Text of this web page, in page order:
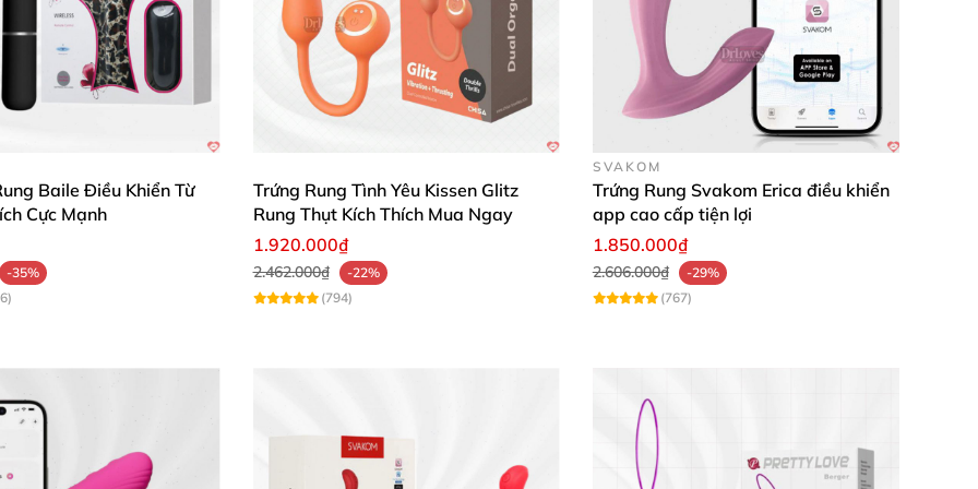
giây, dễ dàng chuyển đổi các chế độ rung và nhiệt độ theo ý thích.
để tăng cảm giác thoải mái và thân mật.
quản nơi khô ráo, thoáng mát.
Máy Massage Điểm G Phát Nhiệt Siêu Thoải Mái Kích Thích
ồn, sử dụng rất tiện lợi, đặc biệt là có tính năng làm ấm rất tuyệt vời." — Trần Thanh Tâm
nhà tắm rất thích vì chống thấm nước tốt, rất hài lòng với sản phẩm." — Lê Minh Hương
Baile Điều Khiển Từ
Cực Mạnh
-35%
Trứng Rung Tình Yêu Kissen Glitz
Rung Thụt Kích Thích Mua Ngay
1.920.000₫
2.462.000₫
-22%
(794)
SVAKOM
Trứng Rung Svakom Erica điều khiển
app cao cấp tiện lợi
1.850.000₫
2.606.000₫
-29%
(767)